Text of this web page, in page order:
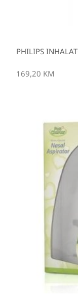
PHILIPS
169,20 KM